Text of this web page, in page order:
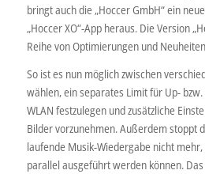
bringt auch die „Hoccer GmbH“ ein
„Hoccer XO“-App heraus. Die Version
Reihe von Optimierungen und
So ist es nun möglich zwischen
wählen, ein separates Limit für Up-
WLAN festzulegen und zusätzliche
Bilder vorzunehmen. Außerdem stoppt
laufende Musik-Wiedergabe nicht
parallel ausgeführt werden können.